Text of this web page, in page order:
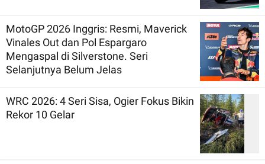
MotoGP 2026 Inggris: Resmi, Maverick
Vinales Out dan Pol Espargaro
Mengaspal di Silverstone. Seri
Selanjutnya Belum Jelas
WRC 2026: 4 Seri Sisa, Ogier Fokus Bikin
Rekor 10 Gelar